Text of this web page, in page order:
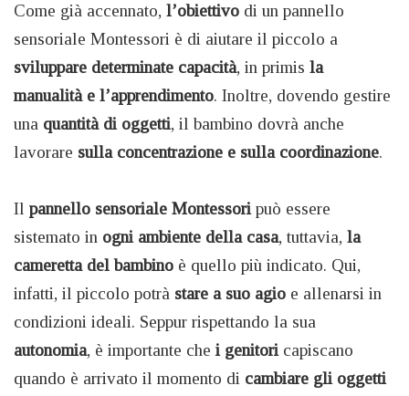
Come già accennato, l’obiettivo di un pannello
sensoriale Montessori è di aiutare il piccolo a
sviluppare determinate capacità, in primis la
manualità e l’apprendimento. Inoltre, dovendo gestire
una quantità di oggetti, il bambino dovrà anche
lavorare sulla concentrazione e sulla coordinazione.
Il pannello sensoriale Montessori può essere
sistemato in ogni ambiente della casa, tuttavia, la
cameretta del bambino è quello più indicato. Qui,
infatti, il piccolo potrà stare a suo agio e allenarsi in
condizioni ideali. Seppur rispettando la sua
autonomia, è importante che i genitori capiscano
quando è arrivato il momento di cambiare gli oggetti